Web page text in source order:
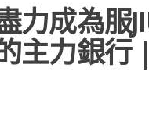
成為服
主力銀行